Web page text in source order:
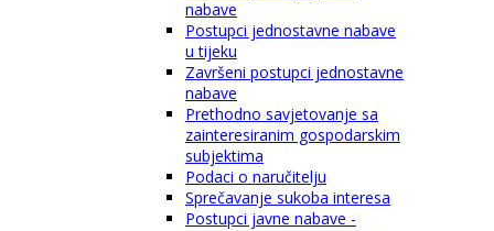
nabave
Postupci jednostavne nabave
u tijeku
Završeni postupci jednostavne
nabave
Prethodno savjetovanje sa
zainteresiranim gospodarskim
subjektima
Podaci o naručitelju
Sprečavanje sukoba interesa
Postupci javne nabave -